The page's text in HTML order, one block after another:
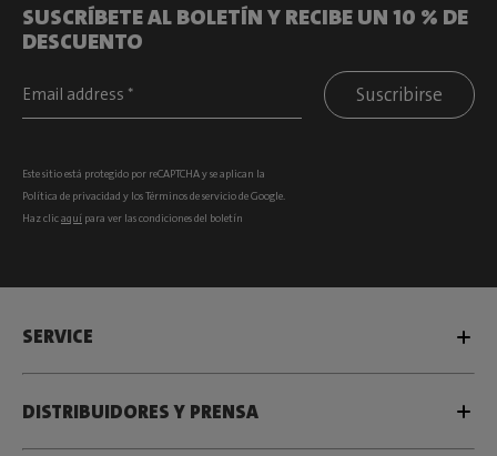
SUSCRÍBETE AL BOLETÍN Y RECIBE UN 10 % DE
DESCUENTO
Suscribirse
Este sitio está protegido por reCAPTCHA y se aplican la
Política de privacidad y losTérminos de serviciode Google.
Haz clicaquí para ver las condiciones del boletín
SERVICE
DISTRIBUIDORES Y PRENSA